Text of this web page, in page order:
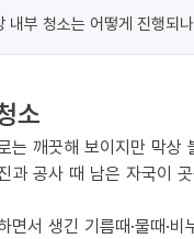
내부 청소는 어떻게 진행되
소
는 깨끗해 보이지만 막상
과 공사 때 남은 자국이
서 생긴 기름때·물때·비